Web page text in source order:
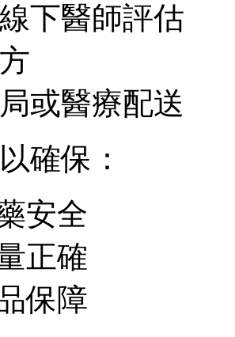
下醫師評估
或醫療配送
確保：
安全
正確
保障